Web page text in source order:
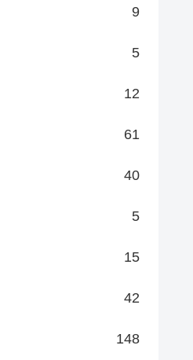
9
5
12
61
40
5
15
42
148